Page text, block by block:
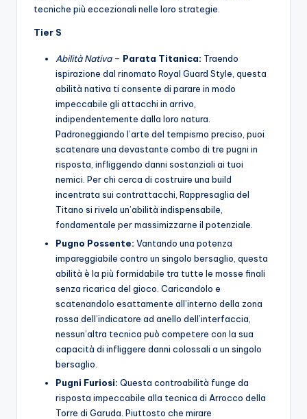
tecniche più eccezionali nelle loro strategie.
Tier S
Abilità Nativa– Parata Titanica: Traendo
ispirazione dal rinomato Royal Guard Style, questa
abilità nativa ti consente di parare in modo
impeccabile gli attacchi in arrivo,
indipendentemente dalla loro natura.
Padroneggiando l’arte del tempismo preciso, puoi
scatenare una devastante combo di tre pugni in
risposta, infliggendo danni sostanziali ai tuoi
nemici. Per chi cerca di costruire una build
incentrata sui contrattacchi, Rappresaglia del
Titano si rivela un’abilità indispensabile,
fondamentale per massimizzarne il potenziale.
Pugno Possente: Vantando una potenza
impareggiabile contro un singolo bersaglio, questa
abilità è la più formidabile tra tutte le mosse finali
senza ricarica del gioco. Caricandolo e
scatenandolo esattamente all’interno della zona
rossa dell’indicatore ad anello dell’interfaccia,
nessun’altra tecnica può competere con la sua
capacità di infliggere danni colossali a un singolo
bersaglio.
Pugni Furiosi: Questa controabilità funge da
risposta impeccabile alla tecnica di Arrocco della
Torre di Garuda. Piuttosto che mirare